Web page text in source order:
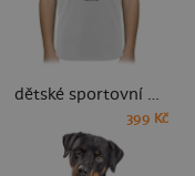
dětské sportovní tričko
399 Kč